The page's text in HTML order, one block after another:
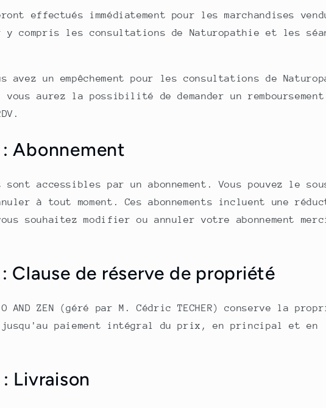
effectués immédiatement pour les marchandises
compris les consultations de Naturopathie et les
avez un empêchement pour les consultations de
aurez la possibilité de demander un remboursement
: Abonnement
accessibles par un abonnement. Vous pouvez le
à tout moment. Ces abonnements incluent une
souhaitez modifier ou annuler votre abonnement
: Clause de réserve de propriété
AND ZEN (géré par M. Cédric TECHER) conserve la
jusqu'au paiement intégral du prix, en principal et en
Livraison